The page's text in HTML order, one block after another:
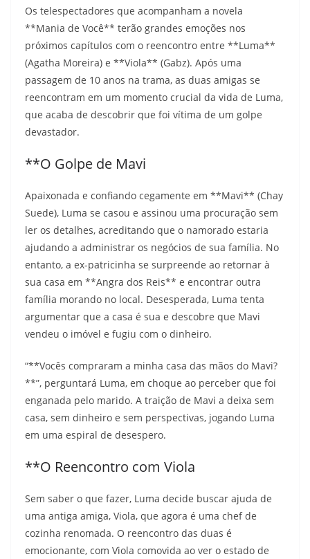
Os telespectadores que acompanham a novela
**Mania de Você** terão grandes emoções nos
próximos capítulos com o reencontro entre **Luma**
(Agatha Moreira) e **Viola** (Gabz). Após uma
passagem de 10 anos na trama, as duas amigas se
reencontram em um momento crucial da vida de Luma,
que acaba de descobrir que foi vítima de um golpe
devastador.
**O Golpe de Mavi
Apaixonada e confiando cegamente em **Mavi** (Chay
Suede), Luma se casou e assinou uma procuração sem
ler os detalhes, acreditando que o namorado estaria
ajudando a administrar os negócios de sua família. No
entanto, a ex-patricinha se surpreende ao retornar à
sua casa em **Angra dos Reis** e encontrar outra
família morando no local. Desesperada, Luma tenta
argumentar que a casa é sua e descobre que Mavi
vendeu o imóvel e fugiu com o dinheiro.
“**Vocês compraram a minha casa das mãos do Mavi?
**”, perguntará Luma, em choque ao perceber que foi
enganada pelo marido. A traição de Mavi a deixa sem
casa, sem dinheiro e sem perspectivas, jogando Luma
em uma espiral de desespero.
**O Reencontro com Viola
Sem saber o que fazer, Luma decide buscar ajuda de
uma antiga amiga, Viola, que agora é uma chef de
cozinha renomada. O reencontro das duas é
emocionante, com Viola comovida ao ver o estado de